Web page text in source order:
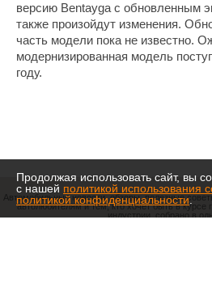
версию Bentayga с обновленным
также произойдут изменения.
часть модели пока не известно.
модернизированная модель
году.
Продолжая использовать сайт, вы
с нашей политикой использования
политикой конфиденциальности
Автомобильные новости, обзоры, полезные
автолюбителям и тем, кто хочет быть в курсе
индустрии, собрано в